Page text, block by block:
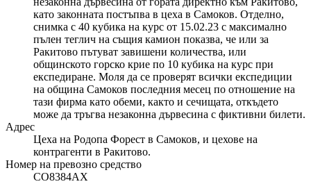
като законната постъпва в цеха в Самоков. Отделно,
снимка с 40 кубика на курс от 15.02.23 с максимално
пълен теглич на същия камион показва, че или за
Ракитово пътуват завишени количества, или
общинското горско крие по 10 кубика на курс при
експедиране. Моля да се проверят всички експедиции
на община Самоков последния месец по отношение на
тази фирма като обеми, както и сечищата, откъдето
може да тръгва незаконна дървесина с фиктивни билети.
Адрес
Цеха на Родопа Форест в Самоков, и цехове на
контрагенти в Ракитово.
Номер на превозно средство
СО8384АХ